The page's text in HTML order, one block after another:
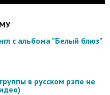
с альбома "Белый блюз"
в русском рэпе не